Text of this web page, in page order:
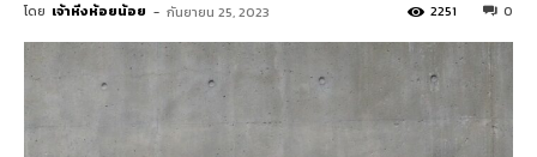
โดย เจ้าหิ่งห้อยน้อย - กันยายน 25, 2023 0
2251